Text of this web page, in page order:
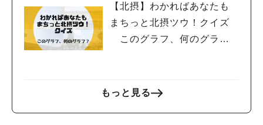
【北摂】わかればあなたも
まちっと北摂ツウ！クイズ
このグラフ、何のグラ
もっと見る